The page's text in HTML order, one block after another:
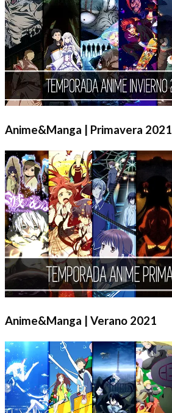
Anime&Manga | Primavera 2021
Anime&Manga | Verano 2021